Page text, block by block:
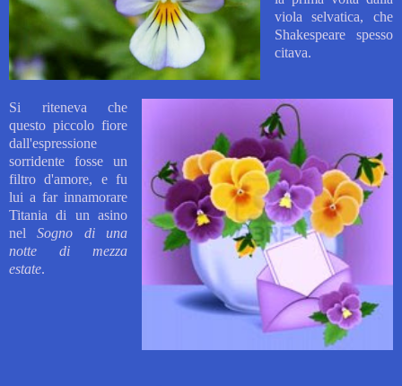
viola selvatica, che
Shakespeare spesso
citava.
Si riteneva che
questo piccolo fiore
dall'espressione
sorridente fosse un
filtro d'amore, e fu
lui a far innamorare
Titania di un asino
nelSogno di una
notte di mezza
estate.